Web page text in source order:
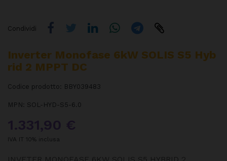
Condividi
Inverter Monofase 6kW SOLIS S5 Hyb
Rid 2 MPPT DC
Codice prodotto: BBY039483
MPN: SOL-HYD-S5-6.0
IVA IT 10% inclusa